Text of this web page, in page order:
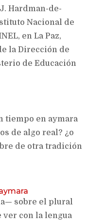
Hardman-de-
Nacional de
en La Paz,
la Dirección de
de Educación
tiempo en aymara
de algo real? ¿o
de otra tradición
sobre el plural
ver con la lengua